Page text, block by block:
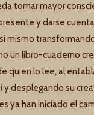
tomar mayor
y darse
mismo
un libro-cuaderno
quien lo lee, al
y desplegando su
ya han iniciado el